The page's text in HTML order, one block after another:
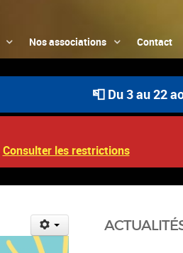
Nos associations Contact
📮 Du 3 au 22 août
Consulter les restrictions